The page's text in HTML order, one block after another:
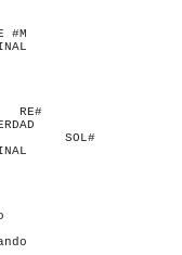
RE#
SOL#